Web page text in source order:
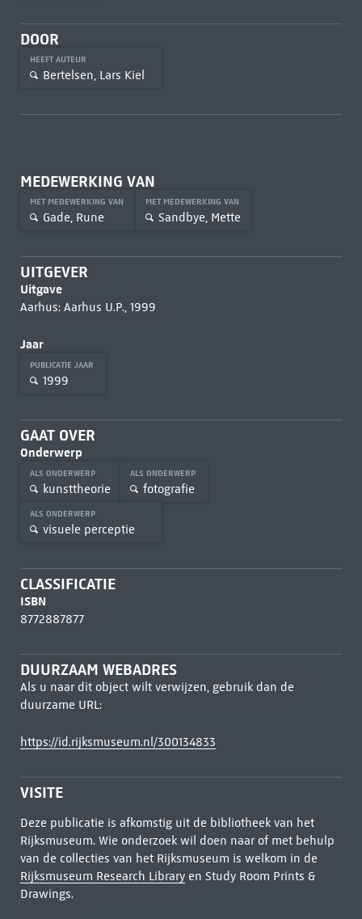
DOOR
HEEFT AUTEUR
Bertelsen, Lars Kiel
MEDEWERKING VAN
MET MEDEWERKING VAN
Gade, Rune
MET MEDEWERKING VAN
Sandbye, Mette
UITGEVER
Uitgave
Aarhus: Aarhus U.P., 1999
Jaar
PUBLICATIE JAAR
1999
GAAT OVER
Onderwerp
ALS ONDERWERP
kunsttheorie
ALS ONDERWERP
fotografie
ALS ONDERWERP
visuele perceptie
CLASSIFICATIE
ISBN
8772887877
DUURZAAM WEBADRES
Als u naar dit object wilt verwijzen, gebruik dan de
duurzame URL:
https://id.rijksmuseum.nl/300134833
VISITE
Deze publicatie is afkomstig uit de bibliotheek van het
Rijksmuseum. Wie onderzoek wil doen naar of met behulp
van de collecties van het Rijksmuseum is welkom in de
Rijksmuseum Research Libraryen Study Room Prints &
Drawings.